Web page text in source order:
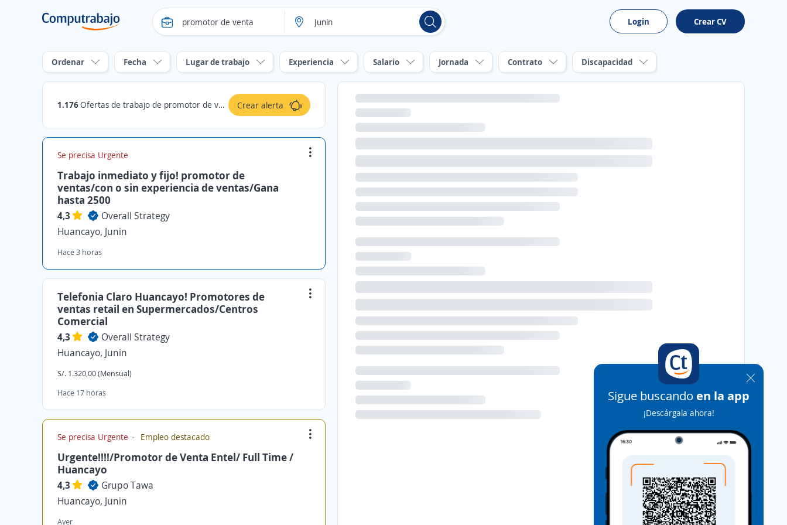
Login Crear CV
Ordenar Fecha Lugar de trabajo Experiencia Salario Jornada Contrato Discapacidad
1.176Ofertas de trabajo de promotor de venta en Junin Crear alerta
Se precisa Urgente
Trabajo inmediato y fijo! promotor de
ventas/con o sin experiencia de ventas/Gana
hasta 2500
4,3
Overall Strategy
Huancayo, Junin
Hace 3 horas
Telefonia Claro Huancayo! Promotores de
ventas retail en Supermercados/Centros
Comercial
4,3
Overall Strategy
Huancayo, Junin
S/. 1.320,00 (Mensual)
Hace 17 horas
Se precisa Urgente Empleo destacado
Urgente!!!!/Promotor de Venta Entel/ Full Time /
Huancayo
4,3
Grupo Tawa
Huancayo, Junin
Ayer
Sigue buscando en la app
¡Descárgala ahora!